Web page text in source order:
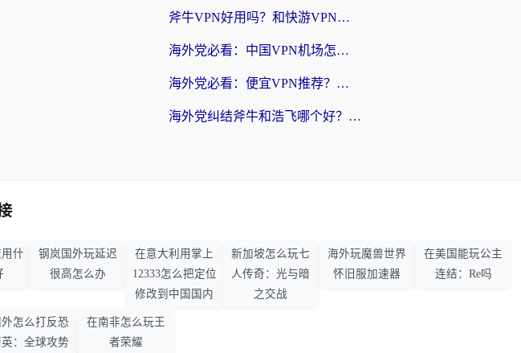
斧牛VPN好用吗？和快游VPN对比哪个回国效果更好？马来西亚留学生亲测分享
海外党必看：中国VPN机场怎么选？3步教你无缝访问国内资源（附避坑指南）
海外党必看：便宜VPN推荐？选对回国加速器才能无缝刷国内剧玩国服
海外党纠结斧牛和浩飞哪个好？一篇搞定回国加速器选择+无缝访问国内资源指南
什
钢岚国外玩延迟
很高怎么办
在意大利用掌上
12333怎么把定位
修改到中国国内
新加坡怎么玩七
人传奇：光与暗
之交战
海外玩魔兽世界
怀旧服加速器
在美国能玩公主
连结：Re吗
外怎么打反恐
：全球攻势
在南非怎么玩王
者荣耀